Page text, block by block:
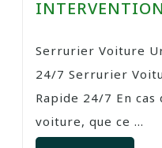
Serrurier Voiture
24/7 Serrurier
Rapide 24/7 En cas
voiture, que ce ...